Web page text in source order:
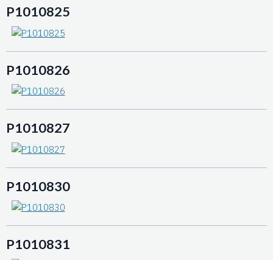
P1010825
P1010826
P1010827
P1010830
P1010831